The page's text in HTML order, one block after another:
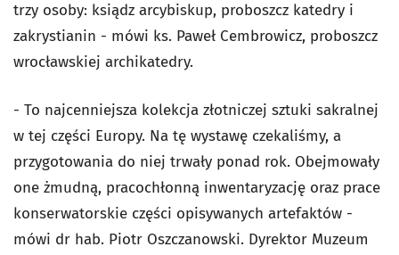
trzy osoby: ksiądz arcybiskup, proboszcz katedry i
zakrystianin - mówi ks. Paweł Cembrowicz, proboszcz
wrocławskiej archikatedry.
- To najcenniejsza kolekcja złotniczej sztuki sakralnej
w tej części Europy. Na tę wystawę czekaliśmy, a
przygotowania do niej trwały ponad rok. Obejmowały
one żmudną, pracochłonną inwentaryzację oraz prace
konserwatorskie części opisywanych artefaktów -
mówi dr hab. Piotr Oszczanowski. Dyrektor Muzeum